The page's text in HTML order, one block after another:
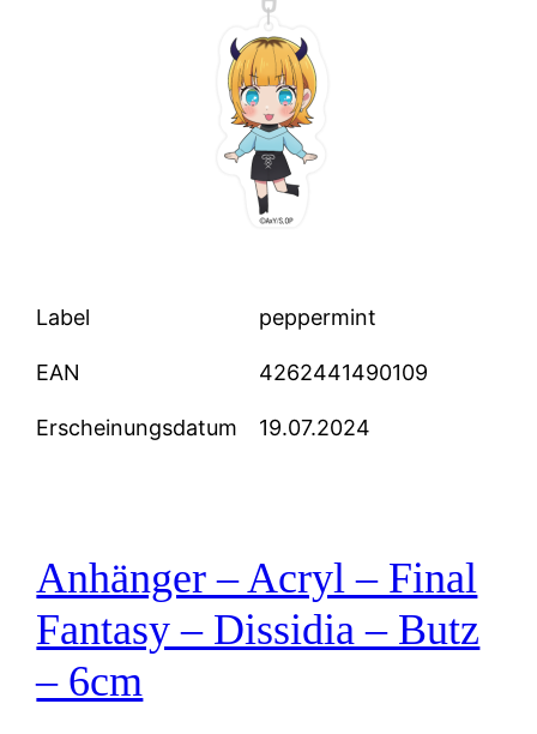
Label peppermint
EAN 4262441490109
Erscheinungsdatum 19.07.2024
Anhänger – Acryl – Final
Fantasy – Dissidia – Butz
– 6cm